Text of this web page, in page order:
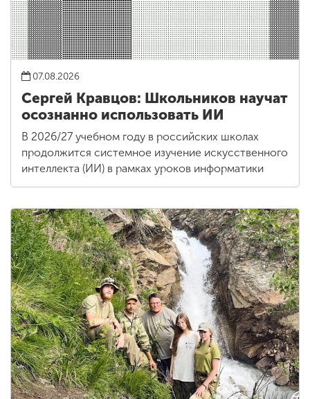
07.08.2026
Сергей Кравцов: Школьников научат
осознанно использовать ИИ
В 2026/27 учебном году в российских школах
продолжится системное изучение искусственного
интеллекта (ИИ) в рамках уроков информатики